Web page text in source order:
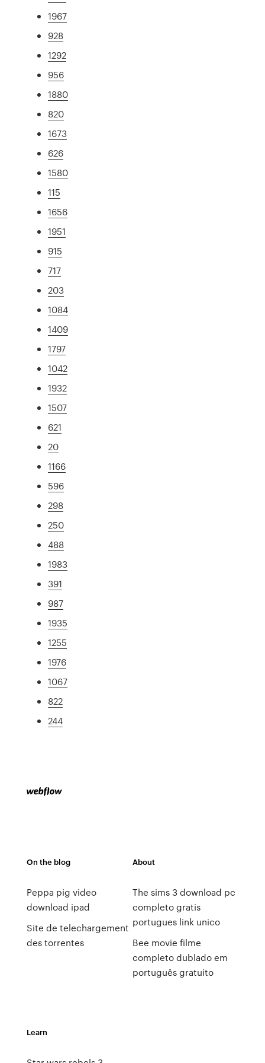
1967
928
1292
956
1880
820
1673
626
1580
115
1656
1951
915
717
203
1084
1409
1797
1042
1932
1507
621
20
1166
596
298
250
488
1983
391
987
1935
1255
1976
1067
822
244
On the blog
Peppa pig video
download ipad
Site de telechargement
des torrentes
About
The sims 3 download pc
completo gratis
portugues link unico
Bee movie filme
completo dublado em
português gratuito
Learn